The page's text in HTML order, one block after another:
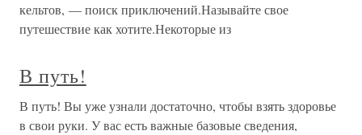
кельтов, — поиск приключений.Называйте свое
путешествие как хотите.Некоторые из
В путь!
В путь! Вы уже узнали достаточно, чтобы взять здоровье
в свои руки. У вас есть важные базовые сведения,